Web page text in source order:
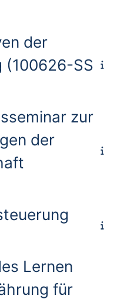
der
(100626-SS
zur
der
Lernen
für